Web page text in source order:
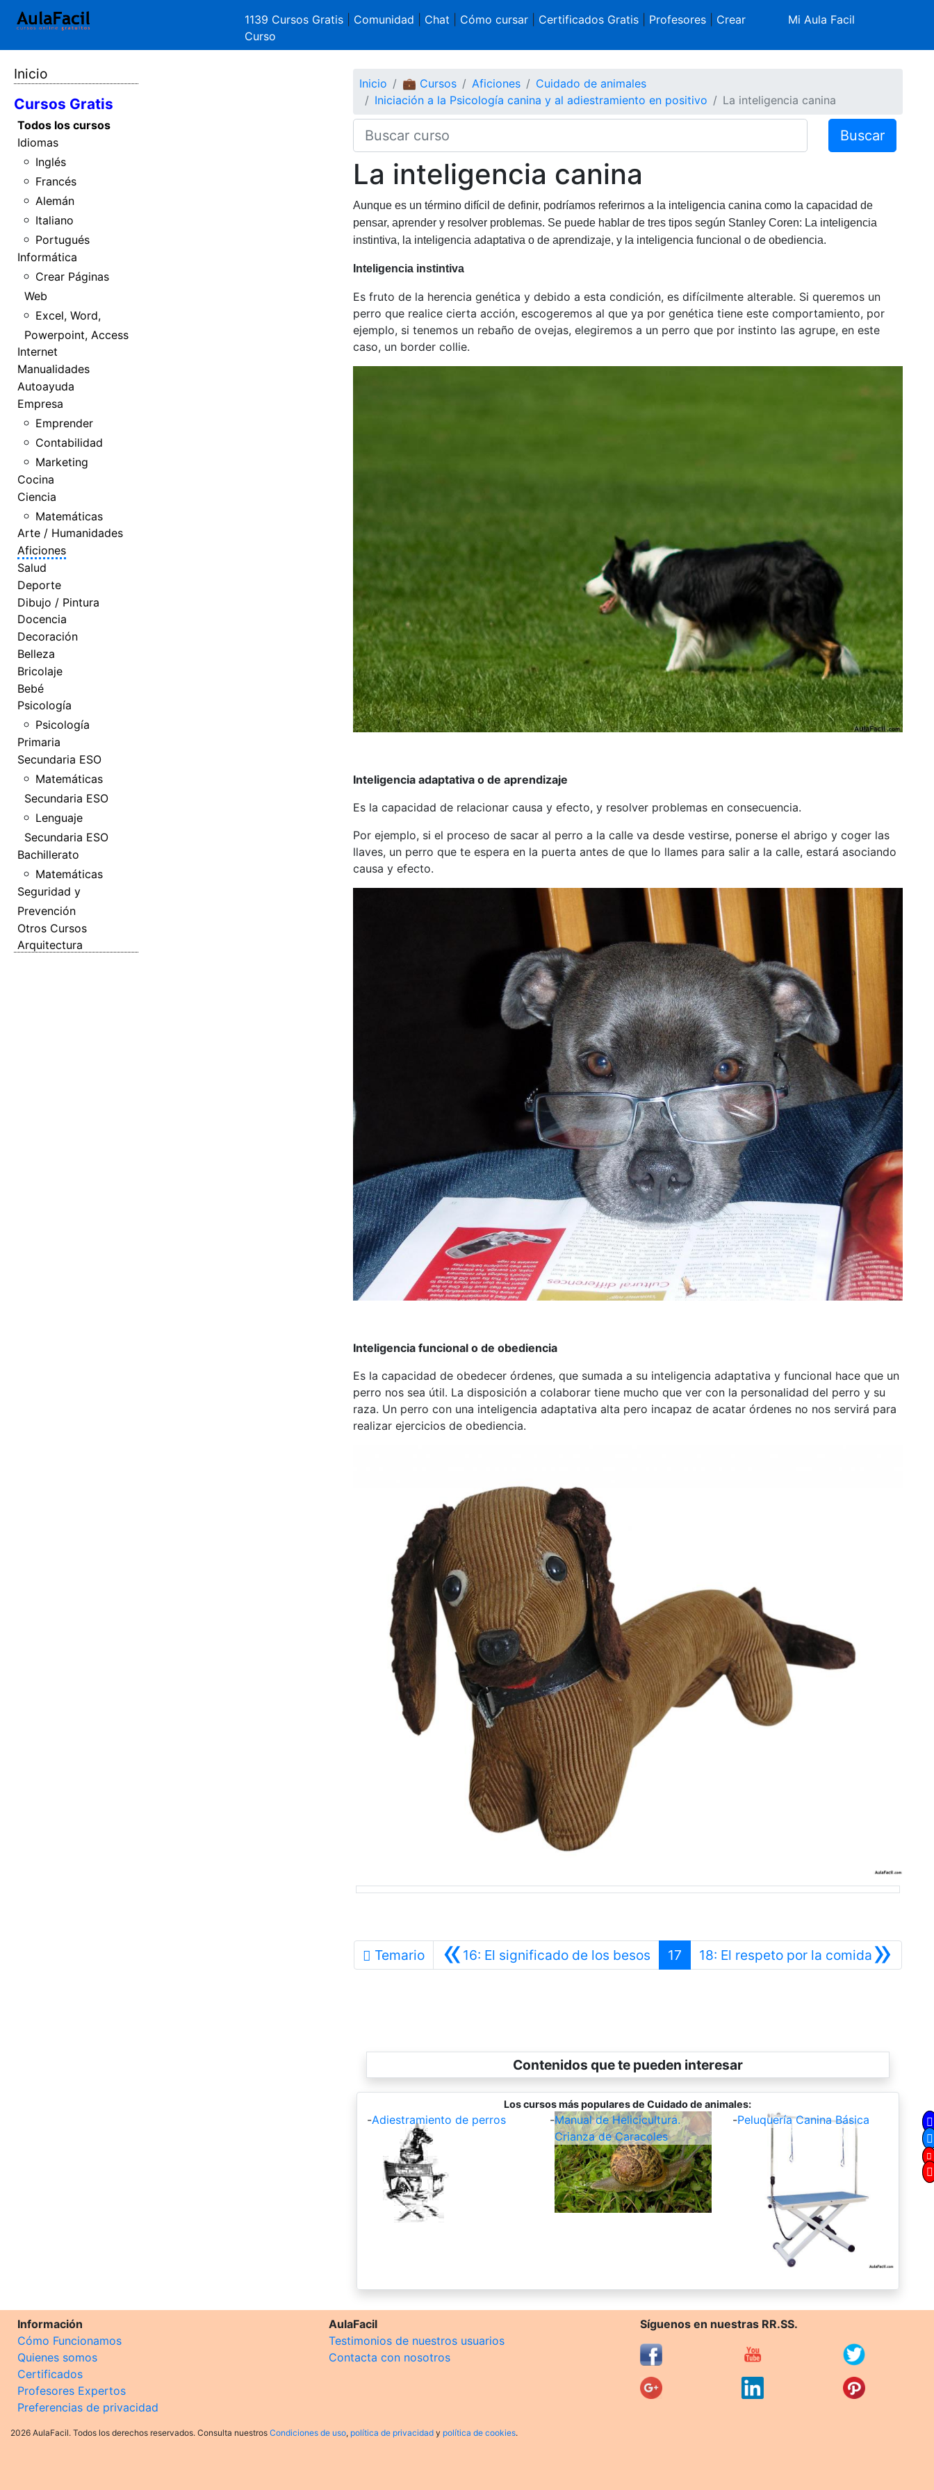
1139 Cursos Gratis Comunidad Chat Cómo cursar| Certificados Gratis| Profesores| Crear
Curso
Mi Aula Facil
Inicio
Cursos Gratis
Todos los cursos
Idiomas
Inglés
Francés
Alemán
Italiano
Portugués
Informática
Crear Páginas
Web
Excel, Word,
Powerpoint, Access
Internet
Manualidades
Autoayuda
Empresa
Emprender
Contabilidad
Marketing
Cocina
Ciencia
Matemáticas
Arte / Humanidades
Aficiones
Salud
Deporte
Dibujo / Pintura
Docencia
Decoración
Belleza
Bricolaje
Bebé
Psicología
Psicología
Primaria
Secundaria ESO
Matemáticas
Secundaria ESO
Lenguaje
Secundaria ESO
Bachillerato
Matemáticas
Seguridad y
Prevención
Otros Cursos
Arquitectura
Inicio 💼 Cursos Aficiones
Cuidado de animales
Iniciación a la Psicología canina y al adiestramiento en positivo
La inteligencia canina
Buscar
La inteligencia canina
Aunque es un término difícil de definir, podríamos referirnos a la inteligencia canina como la capacidad de
pensar, aprender y resolver problemas. Se puede hablar de tres tipos según Stanley Coren: La inteligencia
instintiva, la inteligencia adaptativa o de aprendizaje, y la inteligencia funcional o de obediencia.
Inteligencia instintiva
Es fruto de la herencia genética y debido a esta condición, es difícilmente alterable. Si queremos un
perro que realice cierta acción, escogeremos al que ya por genética tiene este comportamiento, por
ejemplo, si tenemos un rebaño de ovejas, elegiremos a un perro que por instinto las agrupe, en este
caso, un border collie.
Inteligencia adaptativa o de aprendizaje
Es la capacidad de relacionar causa y efecto, y resolver problemas en consecuencia.
Por ejemplo, si el proceso de sacar al perro a la calle va desde vestirse, ponerse el abrigo y coger las
llaves, un perro que te espera en la puerta antes de que lo llames para salir a la calle, estará asociando
causa y efecto.
Inteligencia funcional o de obediencia
Es la capacidad de obedecer órdenes, que sumada a su inteligencia adaptativa y funcional hace que un
perro nos sea útil. La disposición a colaborar tiene mucho que ver con la personalidad del perro y su
raza. Un perro con una inteligencia adaptativa alta pero incapaz de acatar órdenes no nos servirá para
realizar ejercicios de obediencia.
Temario «16: El significado de los besosAnterior
17 »
18: El respeto por la comidaSiguiente
Contenidos que te pueden interesar
Los cursos más populares de Cuidado de animales:
-Adiestramiento de perros -Manual de Helicicultura.
Crianza de Caracoles
-Peluquería Canina Básica
Información
Cómo Funcionamos
Quienes somos
Certificados
Profesores Expertos
Preferencias de privacidad
AulaFacil
Testimonios de nuestros usuarios
Contacta con nosotros
Síguenos en nuestras RR.SS.
2026 AulaFacil. Todos los derechos reservados. Consulta nuestros Condiciones de uso, política de privacidad y política de cookies.